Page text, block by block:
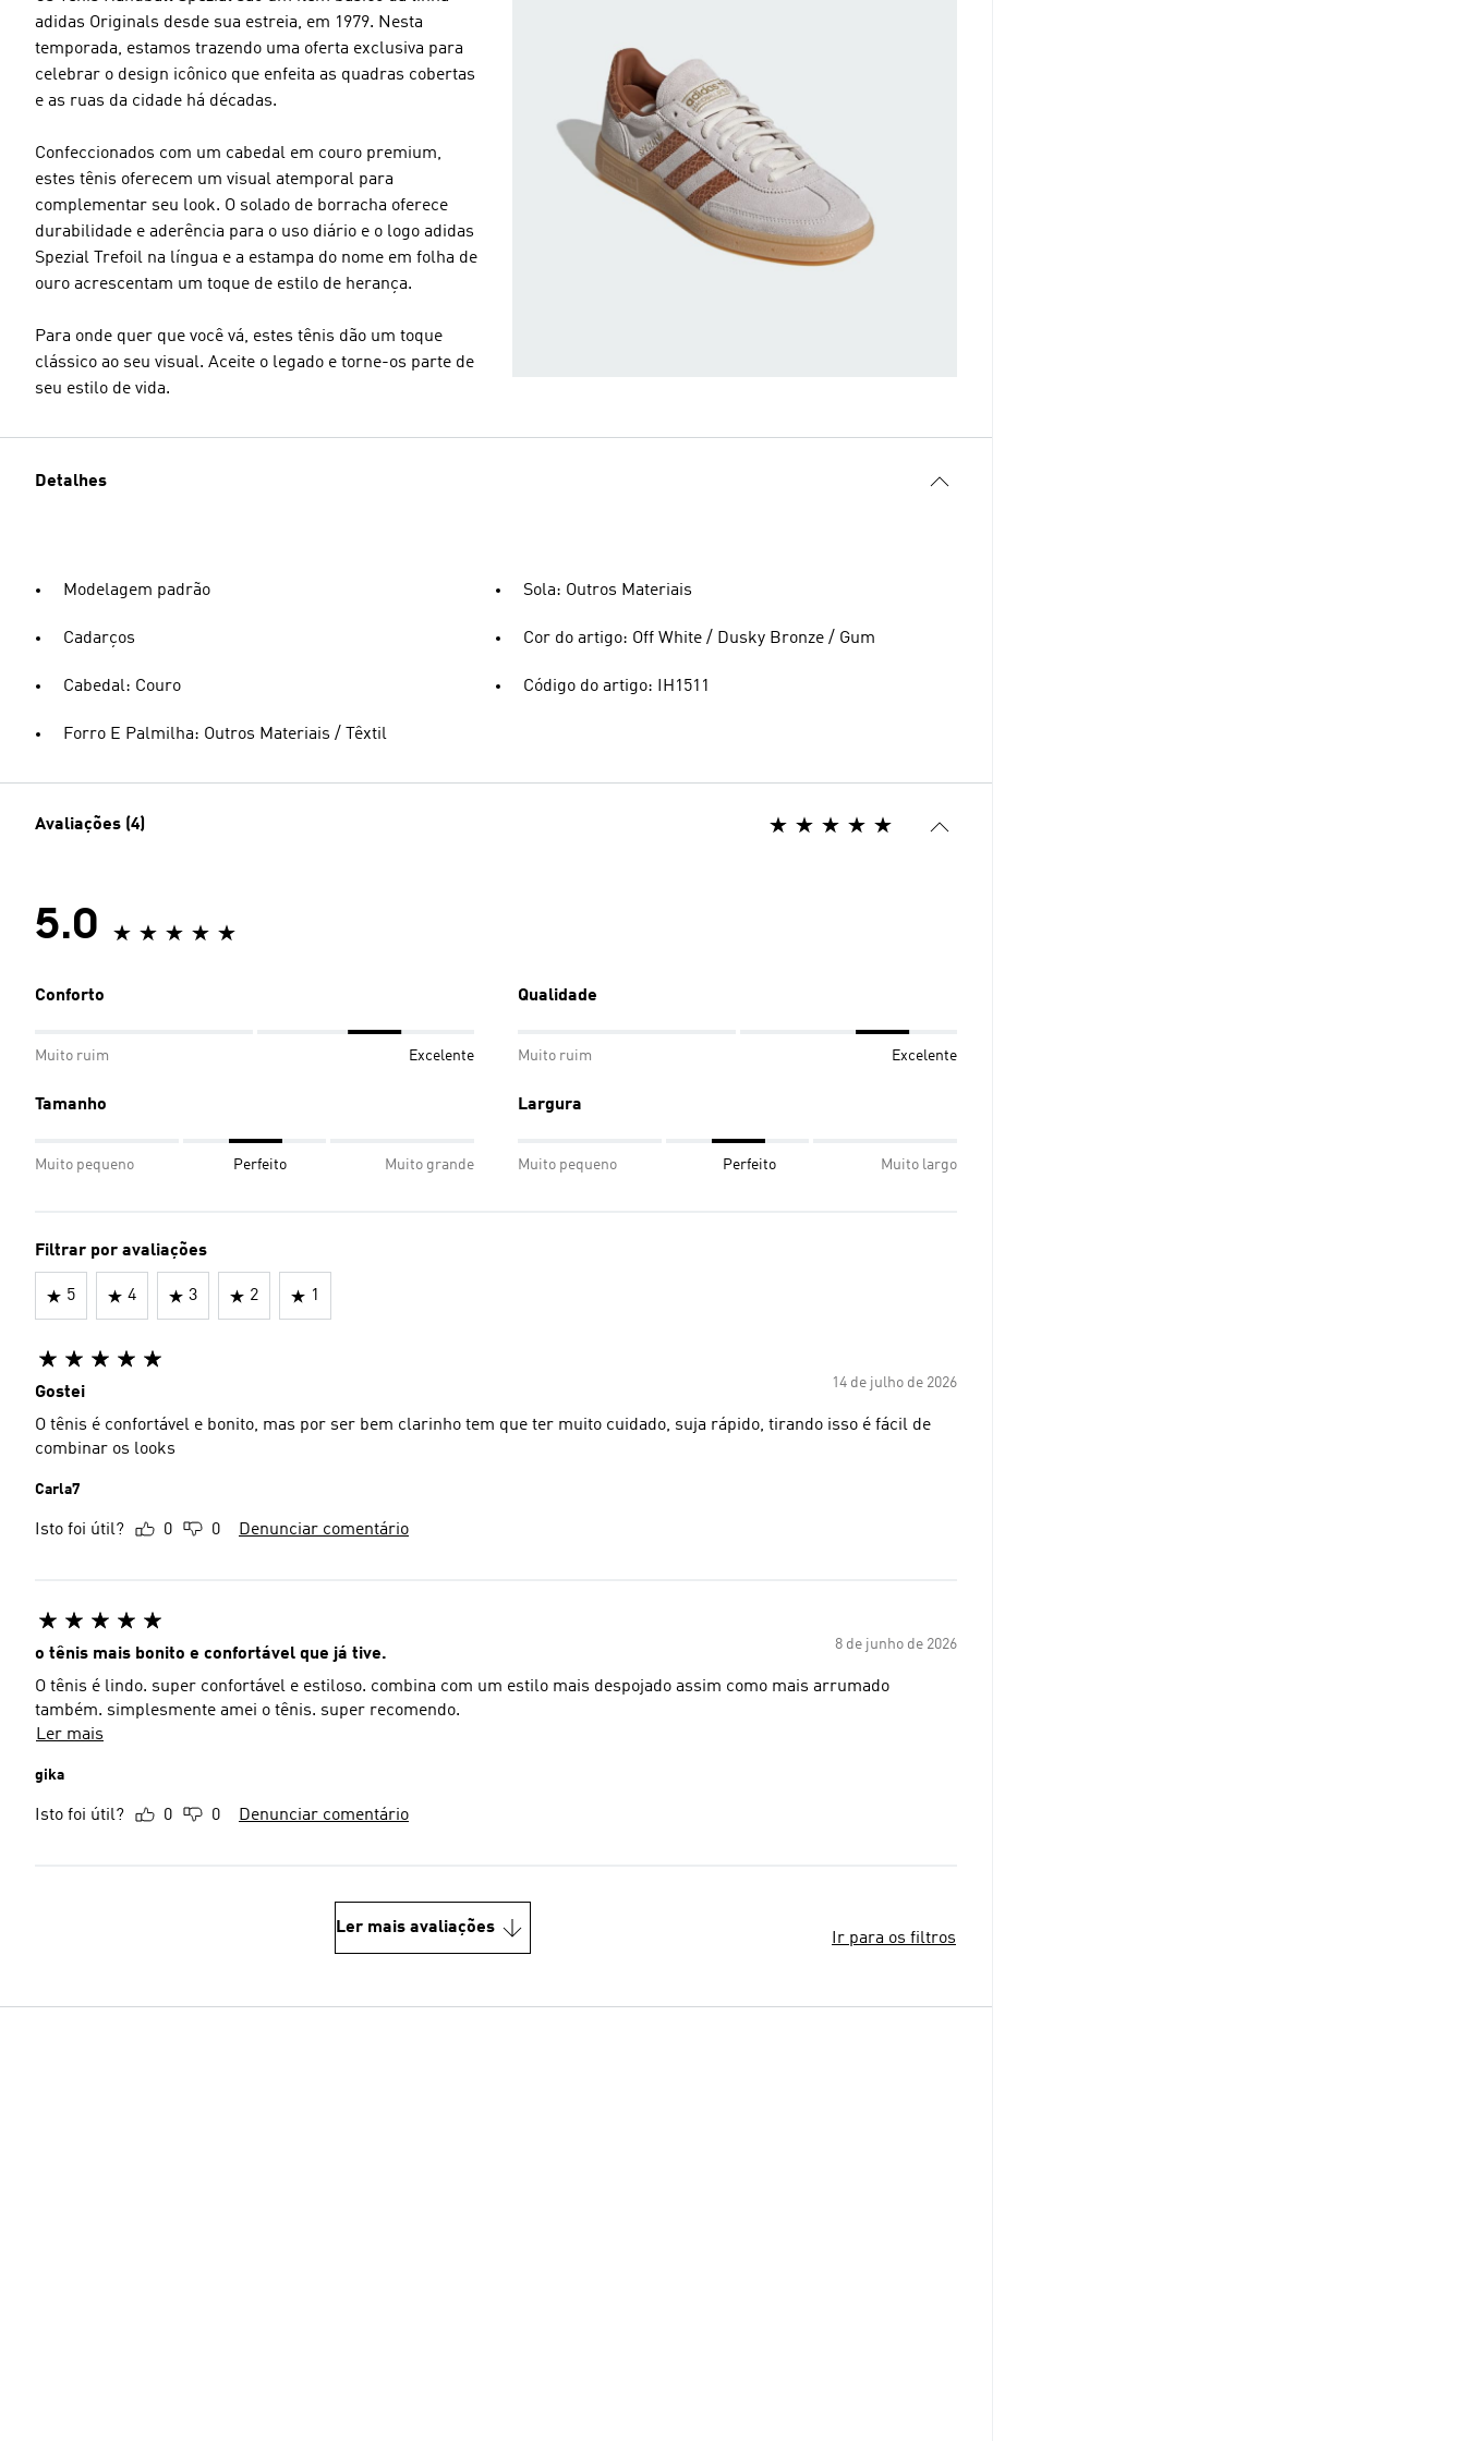
adidas Originals desde sua estreia, em 1979. Nesta
temporada, estamos trazendo uma oferta exclusiva para
celebrar o design icônico que enfeita as quadras cobertas
e as ruas da cidade há décadas.
Confeccionados com um cabedal em couro premium,
estes tênis oferecem um visual atemporal para
complementar seu look. O solado de borracha oferece
durabilidade e aderência para o uso diário e o logo adidas
Spezial Trefoil na língua e a estampa do nome em folha de
ouro acrescentam um toque de estilo de herança.
Para onde quer que você vá, estes tênis dão um toque
clássico ao seu visual. Aceite o legado e torne-os parte de
seu estilo de vida.
Detalhes
Modelagem padrão
Cadarços
Cabedal: Couro
Forro E Palmilha: Outros Materiais / Têxtil
Sola: Outros Materiais
Cor do artigo: Off White / Dusky Bronze / Gum
Código do artigo: IH1511
Avaliações (4)
5.0
Conforto
Muito ruim Excelente
Qualidade
Muito ruim Excelente
Tamanho
Muito pequeno Perfeito Muito grande
Largura
Muito pequeno Perfeito Muito largo
Filtrar por avaliações
5 4 3 2 1
14 de julho de 2026
Gostei
O tênis é confortável e bonito, mas por ser bem clarinho tem que ter muito cuidado, suja rápido, tirando isso é fácil de
combinar os looks
Carla7
Isto foi útil? 0 0 Denunciar comentário
8 de junho de 2026
o tênis mais bonito e confortável que já tive.
O tênis é lindo. super confortável e estiloso. combina com um estilo mais despojado assim como mais arrumado
também. simplesmente amei o tênis. super recomendo.
Ler mais
gika
Isto foi útil? 0 0 Denunciar comentário
Ler mais avaliações
Ir para os filtros